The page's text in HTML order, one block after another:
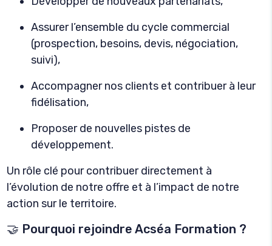
Assurer l’ensemble du cycle commercial
(prospection, besoins, devis, négociation,
suivi),
Accompagner nos clients et contribuer à leur
fidélisation,
Proposer de nouvelles pistes de
développement.
Un rôle clé pour contribuer directement à
l’évolution de notre offre et à l’impact de notre
action sur le territoire.
🤝 Pourquoi rejoindre Acséa Formation ?